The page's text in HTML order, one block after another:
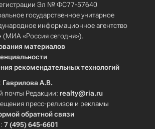
Эл № ФС77-57640
государственное унитарное
информационное агентство
(МИА «Россия сегодня»).
материалов
рекомендательных технологий
Гаврилова А.В.
почты Редакции: realty@ria.ru
пресс-релизов и рекламы
обратной связи
7 (495) 645-6601